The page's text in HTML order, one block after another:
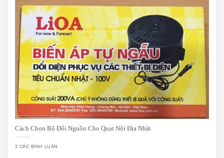
Cách Chọn Bộ Đổi Nguồn Cho Quạt Nội Địa Nhật
2 CÁC BÌNH LUẬN